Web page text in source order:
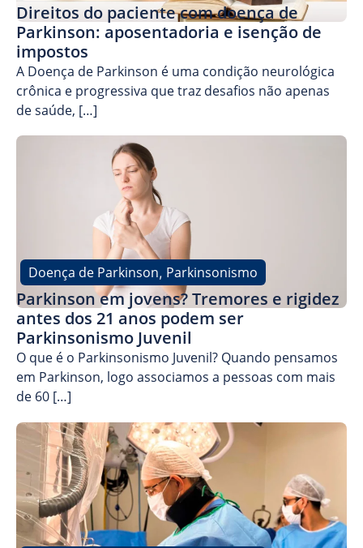
Direitos do paciente com doença de
Parkinson: aposentadoria e isenção de
impostos
A Doença de Parkinson é uma condição neurológica
crônica e progressiva que traz desafios não apenas
de saúde, […]
Doença de Parkinson, Parkinsonismo
Parkinson em jovens? Tremores e rigidez
antes dos 21 anos podem ser
Parkinsonismo Juvenil
O que é o Parkinsonismo Juvenil? Quando pensamos
em Parkinson, logo associamos a pessoas com mais
de 60 […]